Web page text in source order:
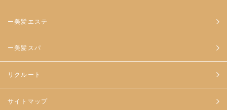
ー美髪エステ
ー美髪スパ
リクルート
サイトマップ